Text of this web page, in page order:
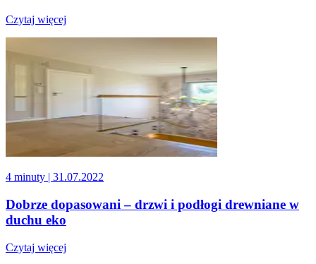
Czytaj więcej
4 minuty | 31.07.2022
Dobrze dopasowani – drzwi i podłogi drewniane w
duchu eko
Czytaj więcej